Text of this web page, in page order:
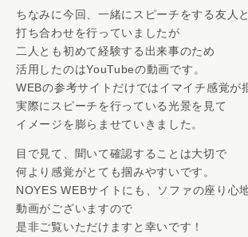
ちなみに今回、一緒にスピーチをする友人と
打ち合わせを行っていましたが
二人とも初めて経験する出来事のため
活用したのはYouTubeの動画です。
WEBの参考サイトだけではイマイチ感覚が
実際にスピーチを行っている光景を見て
イメージを膨らませていきました。
目で見て、聞いて確認することは大切で
何より感覚がとても掴みやすいです。
NOYES WEBサイトにも、ソファの座り心
動画がございますので
是非ご覧いただけますと幸いです！